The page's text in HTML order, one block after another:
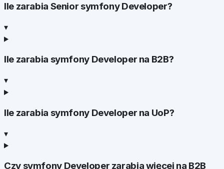
Ile zarabia Senior symfony Developer?
▾
Ile zarabia symfony Developer na B2B?
▾
Ile zarabia symfony Developer na UoP?
▾
Czy symfony Developer zarabia więcej na B2B